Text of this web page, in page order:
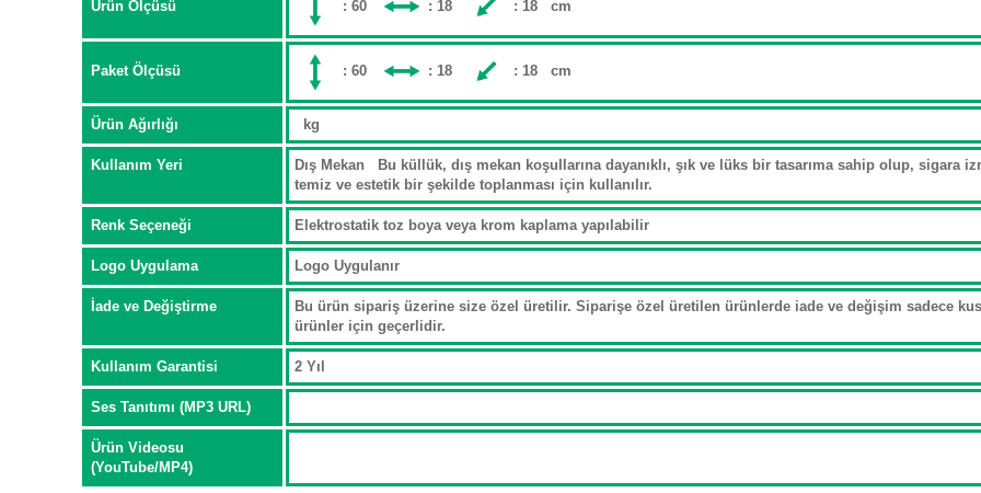
Ürün Ölçüsü : 60 : 18 : 18 cm
Paket Ölçüsü : 60 : 18 : 18 cm
Ürün Ağırlığı kg
Kullanım Yeri
Dış Mekan Bu küllük, dış mekan koşullarına dayanıklı, şık ve lüks bir tasarıma sahip olup, sigara
temiz ve estetik bir şekilde toplanması için kullanılır.
Renk Seçeneği Elektrostatik toz boya veya krom kaplama yapılabilir
Logo Uygulama Logo Uygulanır
İade ve Değiştirme
Bu ürün sipariş üzerine size özel üretilir. Siparişe özel üretilen ürünlerde iade ve değişim sadece
ürünler için geçerlidir.
Kullanım Garantisi 2 Yıl
Ses Tanıtımı (MP3 URL)
Ürün Videosu
(YouTube/MP4)